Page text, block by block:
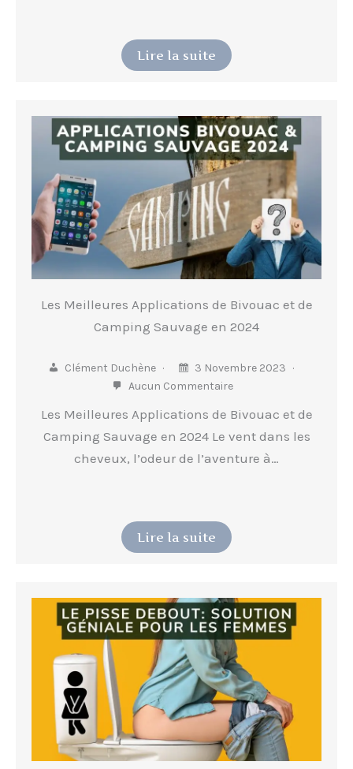
Lire la suite
Les Meilleures Applications de Bivouac et de
Camping Sauvage en 2024
Clément Duchène
3 Novembre 2023
Aucun Commentaire
Les Meilleures Applications de Bivouac et de
Camping Sauvage en 2024 Le vent dans les
cheveux, l’odeur de l’aventure à…
Lire la suite